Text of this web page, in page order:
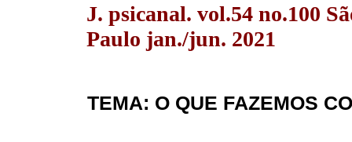
J. psicanal. vol.54 no.100
Paulo jan./jun. 2021
TEMA: O QUE FAZEMOS